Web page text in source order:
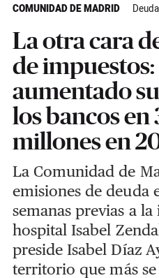
COMUNIDAD DE MADRID Deuda
La otra cara
de
aumentado
los bancos en
millones en
La Comunidad de
emisiones de deuda
semanas previas a
hospital Isabel
preside Isabel Díaz
territorio que más